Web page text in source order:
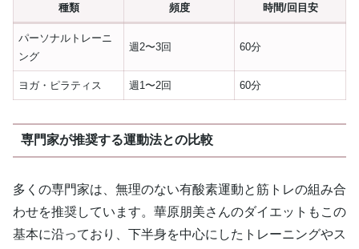
種類 頻度 時間/回目安
パーソナルトレーニ
ング
週2〜3回 60分
ヨガ・ピラティス 週1〜2回 60分
専門家が推奨する運動法との比較
多くの専門家は、無理のない有酸素運動と筋トレの組み合
わせを推奨しています。華原朋美さんのダイエットもこの
基本に沿っており、下半身を中心にしたトレーニングやス